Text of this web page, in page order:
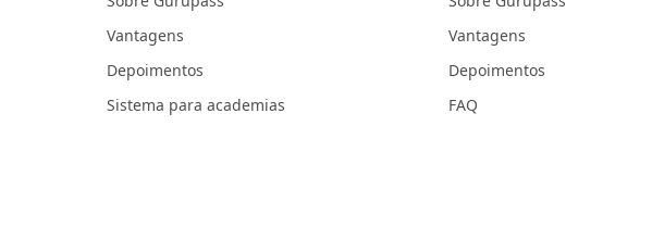
Vantagens
Depoimentos
Sistema para academias
Vantagens
Depoimentos
FAQ